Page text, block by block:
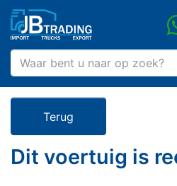
Terug
Dit voertuig is